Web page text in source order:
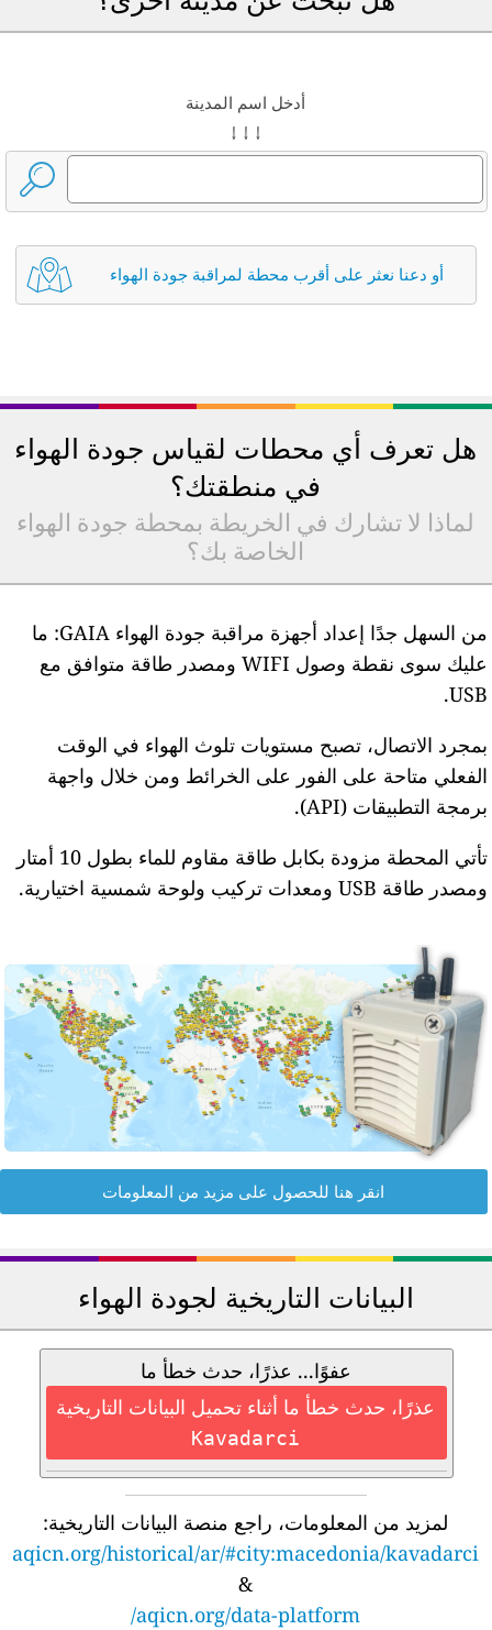
أدخل اسم المدينة
↓ ↓ ↓
أو دعنا نعثر على أقرب محطة لمراقبة جودة الهواء
هل تعرف أي محطات لقياس جودة الهواء
في منطقتك؟
لماذا لا تشارك في الخريطة بمحطة جودة الهواء
الخاصة بك؟
من السهل جدًا إعداد أجهزة مراقبة جودة الهواء GAIA: ما
عليك سوى نقطة وصول WIFI ومصدر طاقة متوافق مع
USB.
بمجرد الاتصال، تصبح مستويات تلوث الهواء في الوقت
الفعلي متاحة على الفور على الخرائط ومن خلال واجهة
برمجة التطبيقات (API).
تأتي المحطة مزودة بكابل طاقة مقاوم للماء بطول 10 أمتار
ومصدر طاقة USB ومعدات تركيب ولوحة شمسية اختيارية.
انقر هنا للحصول على مزيد من المعلومات
البيانات التاريخية لجودة الهواء
عفوًا... عذرًا، حدث خطأ ما
عذرًا، حدث خطأ ما أثناء تحميل البيانات التاريخية
Kavadarci
لمزيد من المعلومات، راجع منصة البيانات التاريخية:
aqicn.org/historical/ar/#city:macedonia/kavadarci
&
aqicn.org/data-platform/